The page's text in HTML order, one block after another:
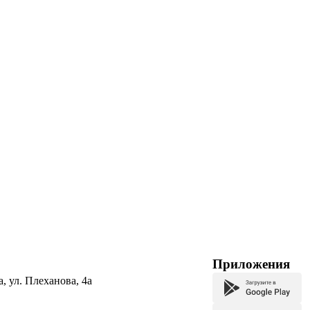
ул. Плеханова, 4а
Приложения